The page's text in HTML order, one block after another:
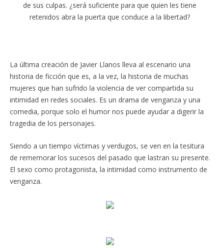
de sus culpas. ¿será suficiente para que quien les tiene
retenidos abra la puerta que conduce a la libertad?
La última creación de Javier Llanos lleva al escenario una
historia de ficción que es, a la vez, la historia de muchas
mujeres que han sufrido la violencia de ver compartida su
intimidad en redes sociales. Es un drama de venganza y una
comedia, porque solo el humor nos puede ayudar a digerir la
tragedia de los personajes.
Siendo a un tiempo víctimas y verdugos, se ven en la tesitura
de rememorar los sucesos del pasado que lastran su presente.
El sexo como protagonista, la intimidad como instrumento de
venganza.